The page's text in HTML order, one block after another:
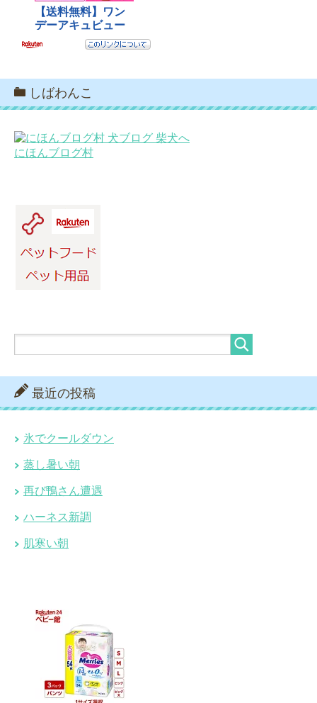
しばわんこ
にほんブログ村
最近の投稿
氷でクールダウン
蒸し暑い朝
再び鴨さん遭遇
ハーネス新調
肌寒い朝